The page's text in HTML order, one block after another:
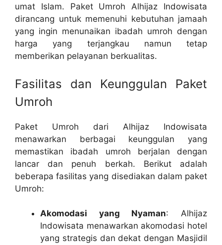
umat Islam. Paket Umroh Alhijaz Indowisata
dirancang untuk memenuhi kebutuhan jamaah
yang ingin menunaikan ibadah umroh dengan
harga yang terjangkau namun tetap
memberikan pelayanan berkualitas.
Fasilitas dan Keunggulan Paket
Umroh
Paket Umroh dari Alhijaz Indowisata
menawarkan berbagai keunggulan yang
memastikan ibadah umroh berjalan dengan
lancar dan penuh berkah. Berikut adalah
beberapa fasilitas yang disediakan dalam paket
Umroh:
Akomodasi yang Nyaman: Alhijaz
Indowisata menawarkan akomodasi hotel
yang strategis dan dekat dengan Masjidil